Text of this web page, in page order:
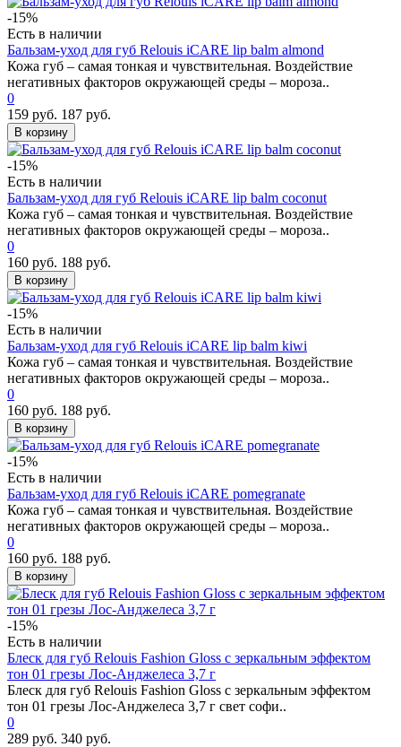
-15%
Есть в наличии
Бальзам-уход для губ Relouis iCARE lip balm almond
Кожа губ – самая тонкая и чувствительная. Воздействие
негативных факторов окружающей среды – мороза..
0
159 руб. 187 руб.
В корзину
-15%
Есть в наличии
Бальзам-уход для губ Relouis iCARE lip balm coconut
Кожа губ – самая тонкая и чувствительная. Воздействие
негативных факторов окружающей среды – мороза..
0
160 руб. 188 руб.
В корзину
-15%
Есть в наличии
Бальзам-уход для губ Relouis iCARE lip balm kiwi
Кожа губ – самая тонкая и чувствительная. Воздействие
негативных факторов окружающей среды – мороза..
0
160 руб. 188 руб.
В корзину
-15%
Есть в наличии
Бальзам-уход для губ Relouis iCARE pomegranate
Кожа губ – самая тонкая и чувствительная. Воздействие
негативных факторов окружающей среды – мороза..
0
160 руб. 188 руб.
В корзину
-15%
Есть в наличии
Блеск для губ Relouis Fashion Gloss с зеркальным эффектом
тон 01 грезы Лос-Анджелеса 3,7 г
Блеск для губ Relouis Fashion Gloss с зеркальным эффектом
тон 01 грезы Лос-Анджелеса 3,7 г свет софи..
0
289 руб. 340 руб.